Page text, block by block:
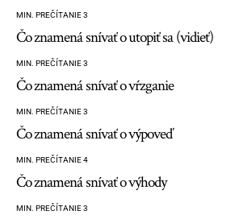
MIN. PREČÍTANIE 3
Čo znamená snívať o utopiť sa (vidieť)
MIN. PREČÍTANIE 3
Čo znamená snívať o vŕzganie
MIN. PREČÍTANIE 3
Čo znamená snívať o výpoveď
MIN. PREČÍTANIE 4
Čo znamená snívať o výhody
MIN. PREČÍTANIE 3